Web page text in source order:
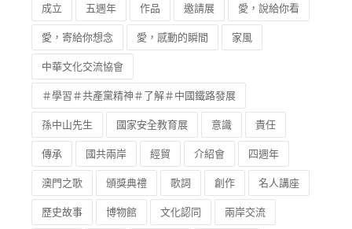
成立 五週年 作品 邀請展 愛，說給你看
愛，寄給你想念 愛，感動的瞬間 家風
中華文化交流協會
＃學習＃共產黨精神＃了解＃中國鐵路發展
孫中山先生 國家安全教育展 意識 責任
傳承 國共兩岸 經貿 介紹會 四週年
澳門之歌 頒獎典禮 歌詞 創作 名人講座
歷史故事 博物館 文化認同 兩岸交流